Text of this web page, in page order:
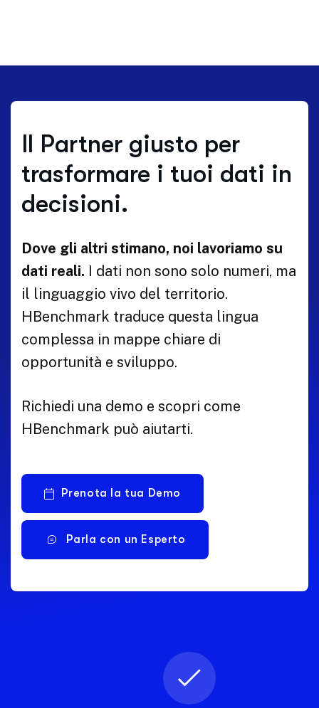
Il Partner giusto per
trasformare i tuoi dati in
decisioni.
Dove gli altri stimano, noi lavoriamo su
dati reali. I dati non sono solo numeri, ma
il linguaggio vivo del territorio.
HBenchmark traduce questa lingua
complessa in mappe chiare di
opportunità e sviluppo.
Richiedi una demo e scopri come
HBenchmark può aiutarti.
Prenota la tua Demo
Parla con un Esperto